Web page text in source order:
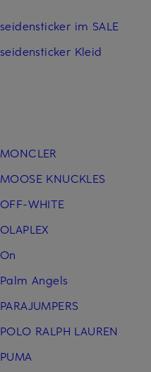
seidensticker im SALE
seidensticker Kleid
MONCLER
MOOSE KNUCKLES
OFF-WHITE
OLAPLEX
On
Palm Angels
PARAJUMPERS
POLO RALPH LAUREN
PUMA